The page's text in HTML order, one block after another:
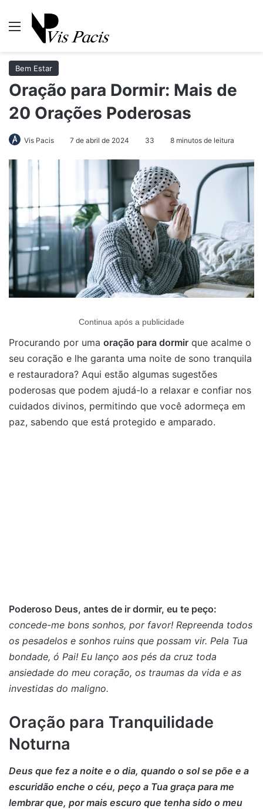
Menu
Bem Estar
Oração para Dormir: Mais de
20 Orações Poderosas
Vis Pacis 7 de abril de 2024 33 8 minutos de leitura
Continua após a publicidade
Procurando por uma oração para dormir que acalme o
seu coração e lhe garanta uma noite de sono tranquila
e restauradora? Aqui estão algumas sugestões
poderosas que podem ajudá-lo a relaxar e confiar nos
cuidados divinos, permitindo que você adormeça em
paz, sabendo que está protegido e amparado.
Poderoso Deus, antes de ir dormir, eu te peço:
concede-me bons sonhos, por favor! Repreenda todos
os pesadelos e sonhos ruins que possam vir. Pela Tua
bondade, ó Pai! Eu lanço aos pés da cruz toda
ansiedade do meu coração, os traumas da vida e as
investidas do maligno.
Oração para Tranquilidade
Noturna
Deus que fez a noite e o dia, quando o sol se põe e a
escuridão enche o céu, peço a Tua graça para me
lembrar que, por mais escuro que tenha sido o meu